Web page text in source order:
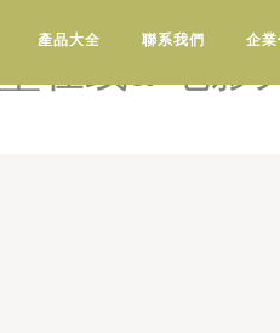
堂阳光电
產品大全 聯系我們 企業